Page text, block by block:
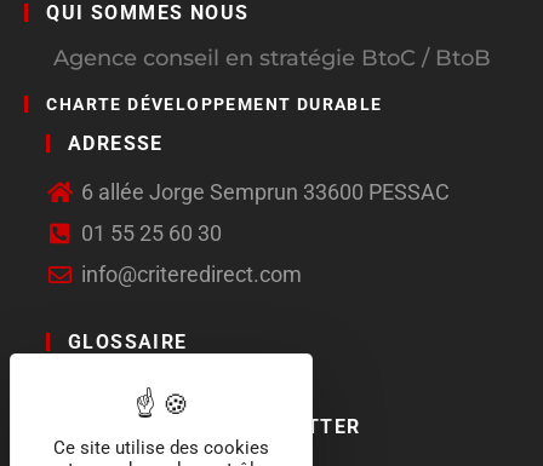
QUI SOMMES NOUS
Agence conseil en stratégie BtoC / BtoB
CHARTE DÉVELOPPEMENT DURABLE
ADRESSE
6 allée Jorge Semprun 33600 PESSAC
01 55 25 60 30
info@criteredirect.com
GLOSSAIRE
LE BLOG
ABONNEMENT NEWSLETTER
Ce site utilise des cookies